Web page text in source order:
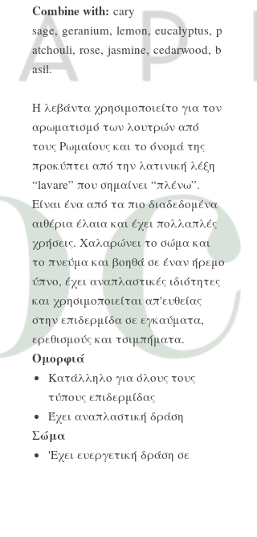
Combine with: cary
sage, geranium, lemon, eucalyptus, p
atchouli, rose, jasmine, cedarwood, b
asil.
Η λεβάντα χρησιμοποιείτο για τον
αρωματισμό των λουτρών από
τους Ρωμαίους και το όνομά της
προκύπτει από την λατινική λέξη
“lavare” που σημαίνει “πλένω”.
Είναι ένα από τα πιο διαδεδομένα
αιθέρια έλαια και έχει πολλαπλές
χρήσεις. Χαλαρώνει το σώμα και
το πνεύμα και βοηθά σε έναν ήρεμο
ύπνο, έχει αναπλαστικές ιδιότητες
και χρησιμοποιείται απ'ευθείας
στην επιδερμίδα σε εγκαύματα,
ερεθισμούς και τσιμπήματα.
Ομορφιά
Κατάλληλο για όλους τους
τύπους επιδερμίδας
Έχει αναπλαστική δράση
Σώμα
'Εχει ευεργετική δράση σε